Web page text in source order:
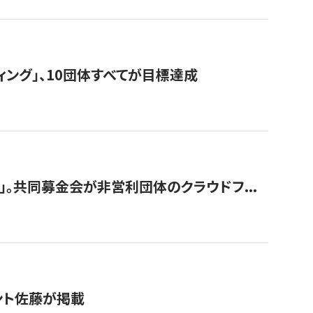
グ」、10団体すべてが目標達成
。共同募金会が非営利団体のクラウドフ...
佐藤が掲載